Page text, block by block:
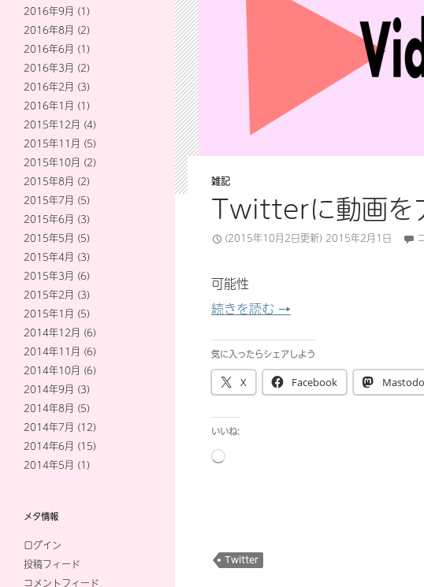
雑記
Twitterに動画を
(2015年10月2日更新) 2015年2月1日
可能性
続きを読む Twitterに動画をアップロ
→
気に入ったらシェアしよう
X Facebook
いいね:
読
Twitter
2016年9月 (1)
2016年8月 (2)
2016年6月 (1)
2016年3月 (2)
2016年2月 (3)
2016年1月 (1)
2015年12月 (4)
2015年11月 (5)
2015年10月 (2)
2015年8月 (2)
2015年7月 (5)
2015年6月 (3)
2015年5月 (5)
2015年4月 (3)
2015年3月 (6)
2015年2月 (3)
2015年1月 (5)
2014年12月 (6)
2014年11月 (6)
2014年10月 (6)
2014年9月 (3)
2014年8月 (5)
2014年7月 (12)
2014年6月 (15)
2014年5月 (1)
メタ情報
ログイン
投稿フィード
コメントフィード